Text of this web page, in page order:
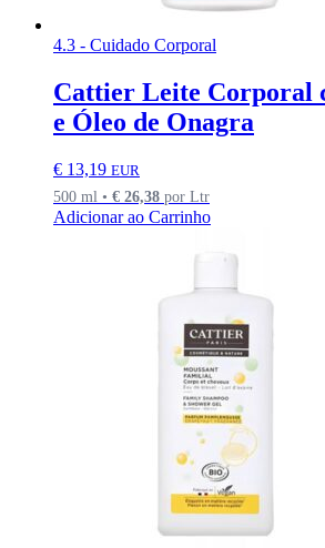
4.3 - Cuidado Corporal
Cattier Leite Corporal
e Óleo de Onagra
€ 13,19 EUR
500 ml • € 26,38 por Ltr
Adicionar ao Carrinho